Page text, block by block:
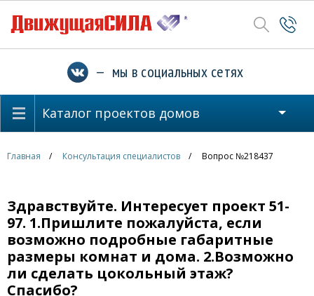
— мы в социальных сетях
Каталог проектов домов
Главная Консультация специалистов Вопрос №218437
Здравствуйте. Интересует проект 51-
97. 1.Пришлите пожалуйста, если
возможно подробные габаритные
размеры комнат и дома. 2.Возможно
ли сделать цокольный этаж?
Спасибо?